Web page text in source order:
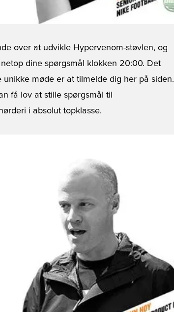
over at udvikle Hypervenom-støvlen, og
dine spørgsmål klokken 20:00. Det
møde er at tilmelde dig her på siden.
få lov at stille spørgsmål til
i absolut topklasse.